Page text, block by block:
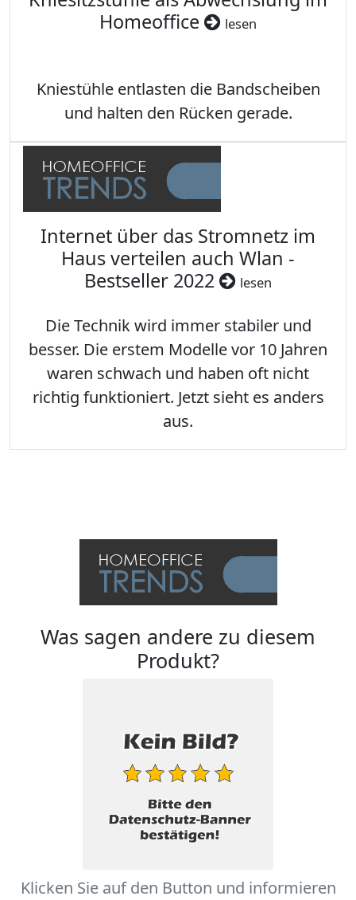
Homeoffice
lesen
Kniestühle entlasten die Bandscheiben
und halten den Rücken gerade.
Internet über das Stromnetz im
Haus verteilen auch Wlan -
Bestseller 2022
lesen
Die Technik wird immer stabiler und
besser. Die erstem Modelle vor 10 Jahren
waren schwach und haben oft nicht
richtig funktioniert. Jetzt sieht es anders
aus.
Was sagen andere zu diesem
Produkt?
Klicken Sie auf den Button und informieren